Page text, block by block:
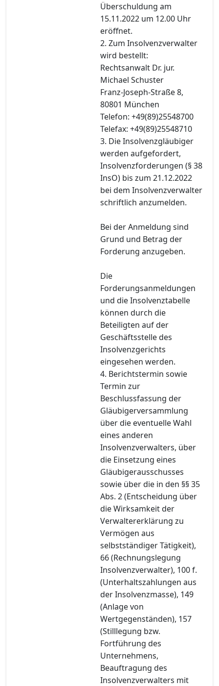
Überschuldung am
15.11.2022 um 12.00 Uhr
eröffnet.
2. Zum Insolvenzverwalter
wird bestellt:
Rechtsanwalt Dr. jur.
Michael Schuster
Franz-Joseph-Straße 8,
80801 München
Telefon: +49(89)25548700
Telefax: +49(89)25548710
3. Die Insolvenzgläubiger
werden aufgefordert,
Insolvenzforderungen (§ 38
InsO) bis zum 21.12.2022
bei dem Insolvenzverwalter
schriftlich anzumelden.
Bei der Anmeldung sind
Grund und Betrag der
Forderung anzugeben.
Die
Forderungsanmeldungen
und die Insolvenztabelle
können durch die
Beteiligten auf der
Geschäftsstelle des
Insolvenzgerichts
eingesehen werden.
4. Berichtstermin sowie
Termin zur
Beschlussfassung der
Gläubigerversammlung
über die eventuelle Wahl
eines anderen
Insolvenzverwalters, über
die Einsetzung eines
Gläubigerausschusses
sowie über die in den §§ 35
Abs. 2 (Entscheidung über
die Wirksamkeit der
Verwaltererklärung zu
Vermögen aus
selbstständiger Tätigkeit),
66 (Rechnungslegung
Insolvenzverwalter), 100 f.
(Unterhaltszahlungen aus
der Insolvenzmasse), 149
(Anlage von
Wertgegenständen), 157
(Stilllegung bzw.
Fortführung des
Unternehmens,
Beauftragung des
Insolvenzverwalters mit